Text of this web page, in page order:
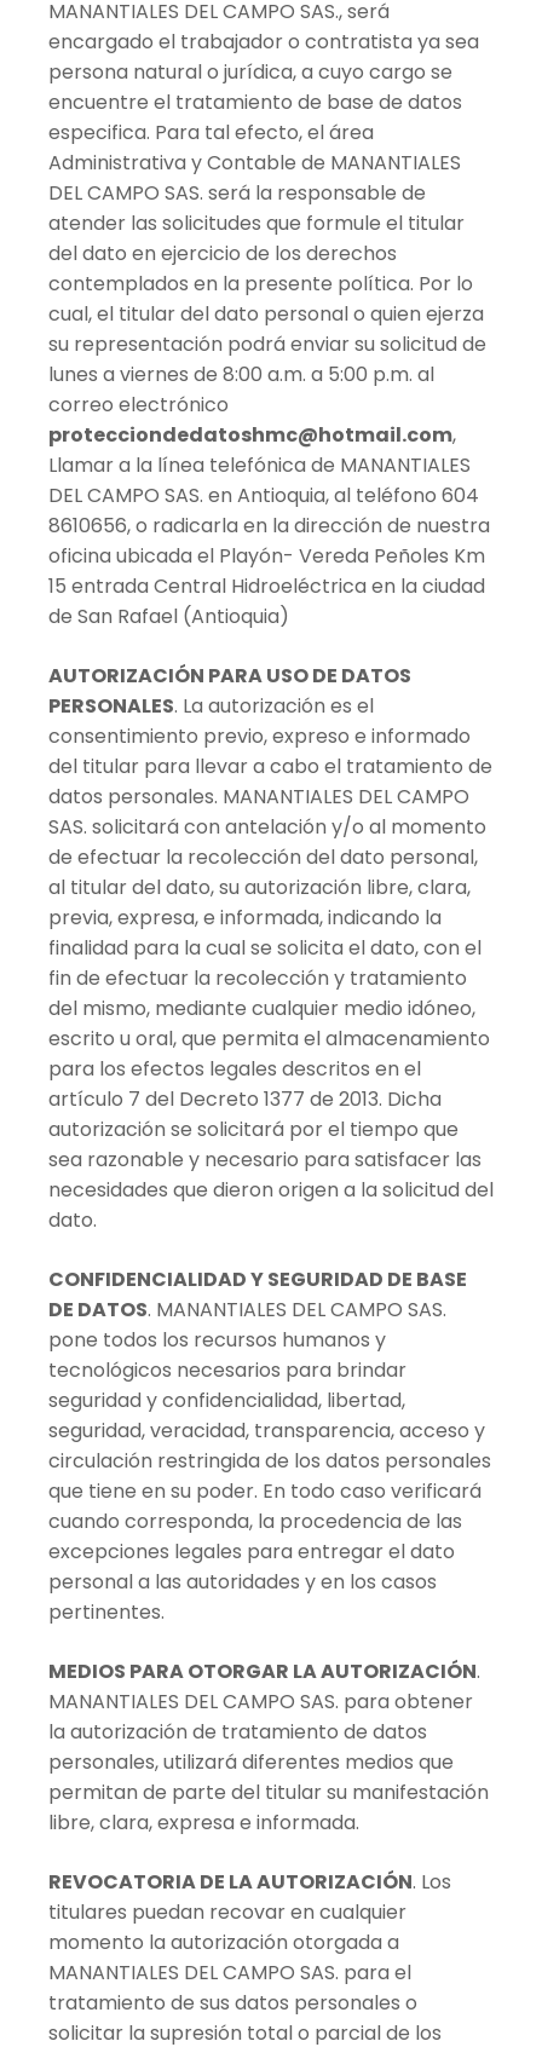
MANANTIALES DEL CAMPO SAS., será
encargado el trabajador o contratista ya sea
persona natural o jurídica, a cuyo cargo se
encuentre el tratamiento de base de datos
especifica. Para tal efecto, el área
Administrativa y Contable de MANANTIALES
DEL CAMPO SAS. será la responsable de
atender las solicitudes que formule el titular
del dato en ejercicio de los derechos
contemplados en la presente política. Por lo
cual, el titular del dato personal o quien ejerza
su representación podrá enviar su solicitud de
lunes a viernes de 8:00 a.m. a 5:00 p.m. al
correo electrónico
protecciondedatoshmc@hotmail.com,
Llamar a la línea telefónica de MANANTIALES
DEL CAMPO SAS. en Antioquia, al teléfono 604
8610656, o radicarla en la dirección de nuestra
oficina ubicada el Playón- Vereda Peñoles Km
15 entrada Central Hidroeléctrica en la ciudad
de San Rafael (Antioquia)
AUTORIZACIÓN PARA USO DE DATOS
PERSONALES. La autorización es el
consentimiento previo, expreso e informado
del titular para llevar a cabo el tratamiento de
datos personales. MANANTIALES DEL CAMPO
SAS. solicitará con antelación y/o al momento
de efectuar la recolección del dato personal,
al titular del dato, su autorización libre, clara,
previa, expresa, e informada, indicando la
finalidad para la cual se solicita el dato, con el
fin de efectuar la recolección y tratamiento
del mismo, mediante cualquier medio idóneo,
escrito u oral, que permita el almacenamiento
para los efectos legales descritos en el
artículo 7 del Decreto 1377 de 2013. Dicha
autorización se solicitará por el tiempo que
sea razonable y necesario para satisfacer las
necesidades que dieron origen a la solicitud del
dato.
CONFIDENCIALIDAD Y SEGURIDAD DE BASE
DE DATOS. MANANTIALES DEL CAMPO SAS.
pone todos los recursos humanos y
tecnológicos necesarios para brindar
seguridad y confidencialidad, libertad,
seguridad, veracidad, transparencia, acceso y
circulación restringida de los datos personales
que tiene en su poder. En todo caso verificará
cuando corresponda, la procedencia de las
excepciones legales para entregar el dato
personal a las autoridades y en los casos
pertinentes.
MEDIOS PARA OTORGAR LA AUTORIZACIÓN.
MANANTIALES DEL CAMPO SAS. para obtener
la autorización de tratamiento de datos
personales, utilizará diferentes medios que
permitan de parte del titular su manifestación
libre, clara, expresa e informada.
REVOCATORIA DE LA AUTORIZACIÓN. Los
titulares puedan recovar en cualquier
momento la autorización otorgada a
MANANTIALES DEL CAMPO SAS. para el
tratamiento de sus datos personales o
solicitar la supresión total o parcial de los